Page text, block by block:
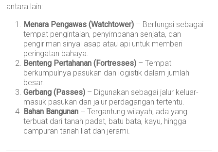
antara lain:
Menara Pengawas (Watchtower) – Berfungsi sebagai
tempat pengintaian, penyimpanan senjata, dan
pengiriman sinyal asap atau api untuk memberi
peringatan bahaya.
Benteng Pertahanan (Fortresses) – Tempat
berkumpulnya pasukan dan logistik dalam jumlah
besar.
Gerbang (Passes) – Digunakan sebagai jalur keluar-
masuk pasukan dan jalur perdagangan tertentu.
Bahan Bangunan – Tergantung wilayah, ada yang
terbuat dari tanah padat, batu bata, kayu, hingga
campuran tanah liat dan jerami.